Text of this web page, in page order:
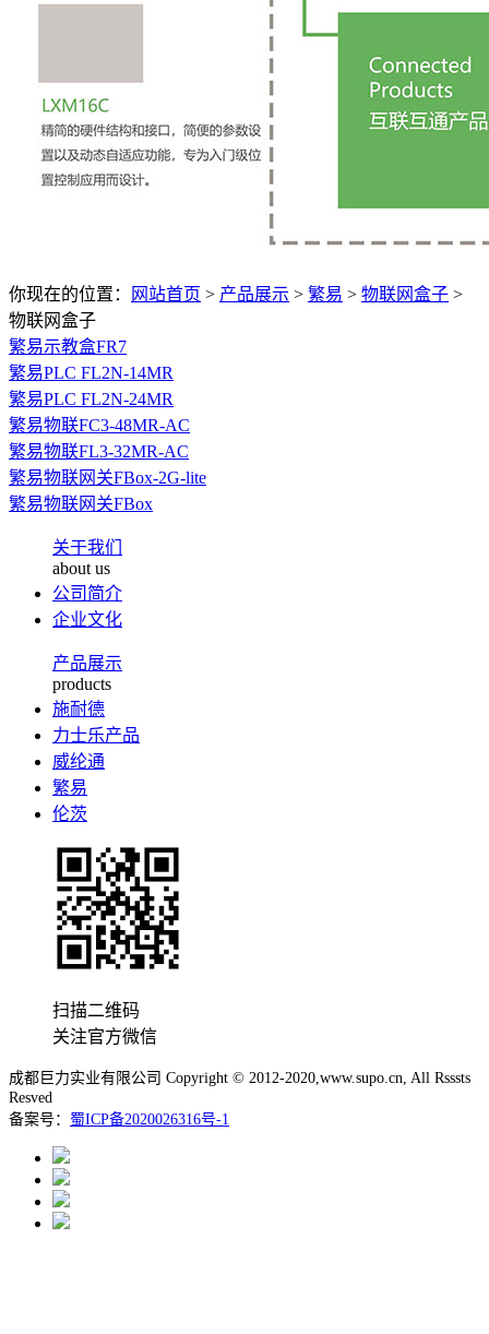
你现在的位置： 网站首页 > 产品展示 > 繁易 > 物联网盒子 >
物联网盒子
繁易示教盒FR7
繁易PLC FL2N-14MR
繁易PLC FL2N-24MR
繁易物联FC3-48MR-AC
繁易物联FL3-32MR-AC
繁易物联网关FBox-2G-lite
繁易物联网关FBox
关于我们
about us
公司简介
企业文化
产品展示
products
施耐德
力士乐产品
威纶通
繁易
伦茨
扫描二维码
关注官方微信
成都巨力实业有限公司 Copyright © 2012-2020,www.supo.cn, All Rsssts
Resved
备案号： 蜀ICP备2020026316号-1